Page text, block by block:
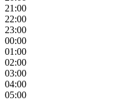
21:00
22:00
23:00
00:00
01:00
02:00
03:00
04:00
05:00